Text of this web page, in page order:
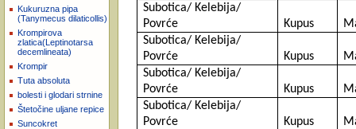
Kukuruzna pipa
(Tanymecus dilaticollis)
Krompirova
zlatica(Leptinotarsa
decemlineata)
Krompir
Tuta absoluta
bolesti i glodari strnine
Štetočine uljane repice
Suncokret
Subotica/ Kelebija/
Povrće
Kupus
Subotica/ Kelebija/
Povrće
Kupus
Subotica/ Kelebija/
Povrće
Kupus
Subotica/ Kelebija/
Povrće
Kupus